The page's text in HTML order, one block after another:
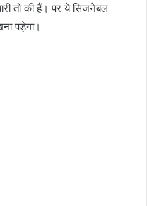
तो की हैं। पर ये सिजनेबल
पड़ेगा।